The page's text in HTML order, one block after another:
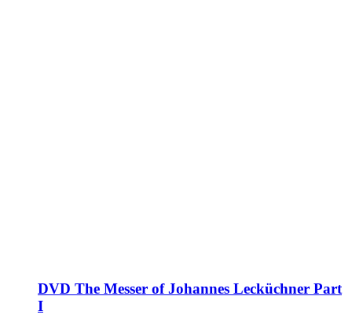
DVD The Messer of Johannes Lecküchner Part
I